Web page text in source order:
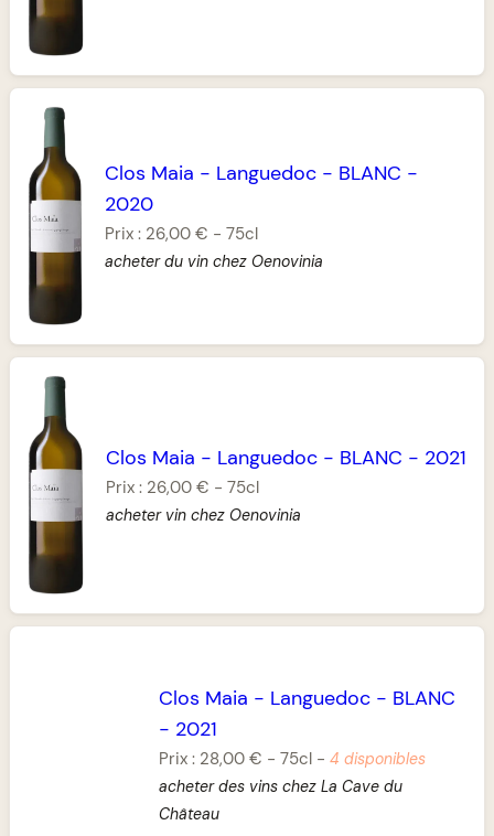
Clos Maia - Languedoc- BLANC -
2020
Prix : 26,00 € - 75cl
acheter du vin chez Oenovinia
Clos Maia - Languedoc- BLANC - 2021
Prix : 26,00 € - 75cl
acheter vin chez Oenovinia
Clos Maia - Languedoc - BLANC
- 2021
Prix : 28,00 € -75cl -4 disponibles
acheter des vins chez La Cave du
Château